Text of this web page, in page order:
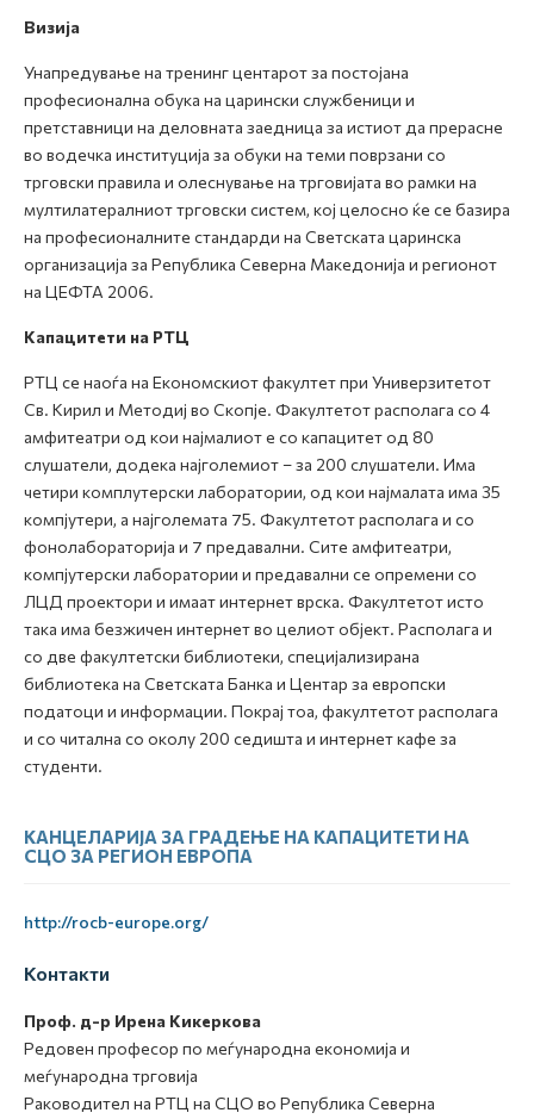
Визија
Унапредување на тренинг центарот за постојана
професионална обука на царински службеници и
претставници на деловната заедница за истиот да прерасне
во водечка институција за обуки на теми поврзани со
трговски правила и олеснување на трговијата во рамки на
мултилатералниот трговски систем, кој целосно ќе се базира
на професионалните стандарди на Светската царинска
организација за Република Северна Македонија и регионот
на ЦЕФТА 2006.
Капацитети на РТЦ
РТЦ се наоѓа на Економскиот факултет при Универзитетот
Св. Кирил и Методиј во Скопје. Факултетот располага со 4
амфитеатри од кои најмалиот е со капацитет од 80
слушатели, додека најголемиот – за 200 слушатели. Има
четири комплутерски лаборатории, од кои најмалата има 35
компјутери, а најголемата 75. Факултетот располага и со
фонолабораторија и 7 предавални. Сите амфитеатри,
компјутерски лаборатории и предавални се опремени со
ЛЦД проектори и имаат интернет врска. Факултетот исто
така има безжичен интернет во целиот објект. Располага и
со две факултетски библиотеки, специјализирана
библиотека на Светската Банка и Центар за европски
податоци и информации. Покрај тоа, факултетот располага
и со читална со околу 200 седишта и интернет кафе за
студенти.
КАНЦЕЛАРИЈА ЗА ГРАДЕЊЕ НА КАПАЦИТЕТИ НА
СЦО ЗА РЕГИОН ЕВРОПА
http://rocb-europe.org/
Контакти
Проф. д-р Ирена Кикеркова
Редовен професор по меѓународна економија и
меѓународна трговија
Раководител на РТЦ на СЦО во Република Северна